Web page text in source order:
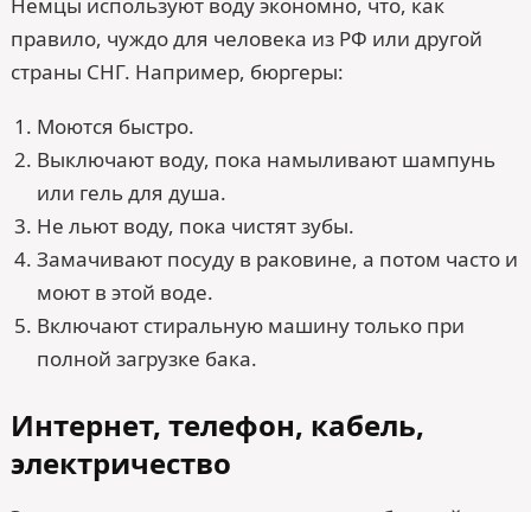
правило, чуждо для человека из РФ или другой
страны СНГ. Например, бюргеры:
Моются быстро.
Выключают воду, пока намыливают шампунь
или гель для душа.
Не льют воду, пока чистят зубы.
Замачивают посуду в раковине, а потом часто и
моют в этой воде.
Включают стиральную машину только при
полной загрузке бака.
Интернет, телефон, кабель,
электричество